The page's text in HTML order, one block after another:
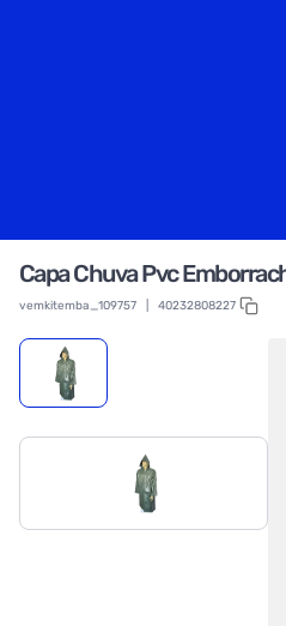
Capa Chuva Pvc
vemkitemba_109757 40232808227